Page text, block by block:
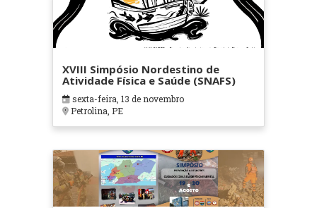
XVIII Simpósio Nordestino de
Atividade Física e Saúde (SNAFS)
sexta-feira, 13 de novembro
Petrolina, PE